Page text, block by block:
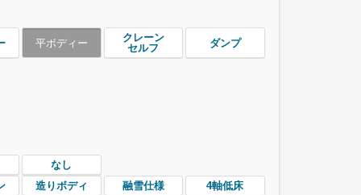
平ボディー
クレーン
セルフ
ダンプ
なし
造りボディ 融雪仕様 4軸低床